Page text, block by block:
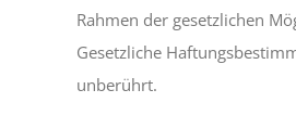
Rahmen der gesetzlichen
Gesetzliche
unberührt.